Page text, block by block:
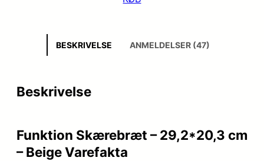
BESKRIVELSE ANMELDELSER (47)
Beskrivelse
Funktion Skærebræt – 29,2*20,3 cm
– Beige Varefakta